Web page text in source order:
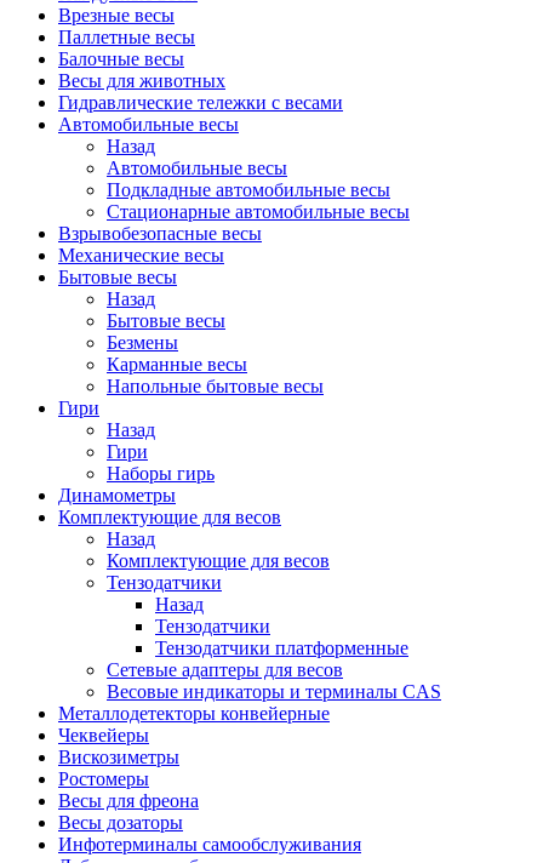
Врезные весы
Паллетные весы
Балочные весы
Весы для животных
Гидравлические тележки с весами
Автомобильные весы
Назад
Автомобильные весы
Подкладные автомобильные весы
Стационарные автомобильные весы
Взрывобезопасные весы
Механические весы
Бытовые весы
Назад
Бытовые весы
Безмены
Карманные весы
Напольные бытовые весы
Гири
Назад
Гири
Наборы гирь
Динамометры
Комплектующие для весов
Назад
Комплектующие для весов
Тензодатчики
Назад
Тензодатчики
Тензодатчики платформенные
Сетевые адаптеры для весов
Весовые индикаторы и терминалы CAS
Металлодетекторы конвейерные
Чеквейеры
Вискозиметры
Ростомеры
Весы для фреона
Весы дозаторы
Инфотерминалы самообслуживания